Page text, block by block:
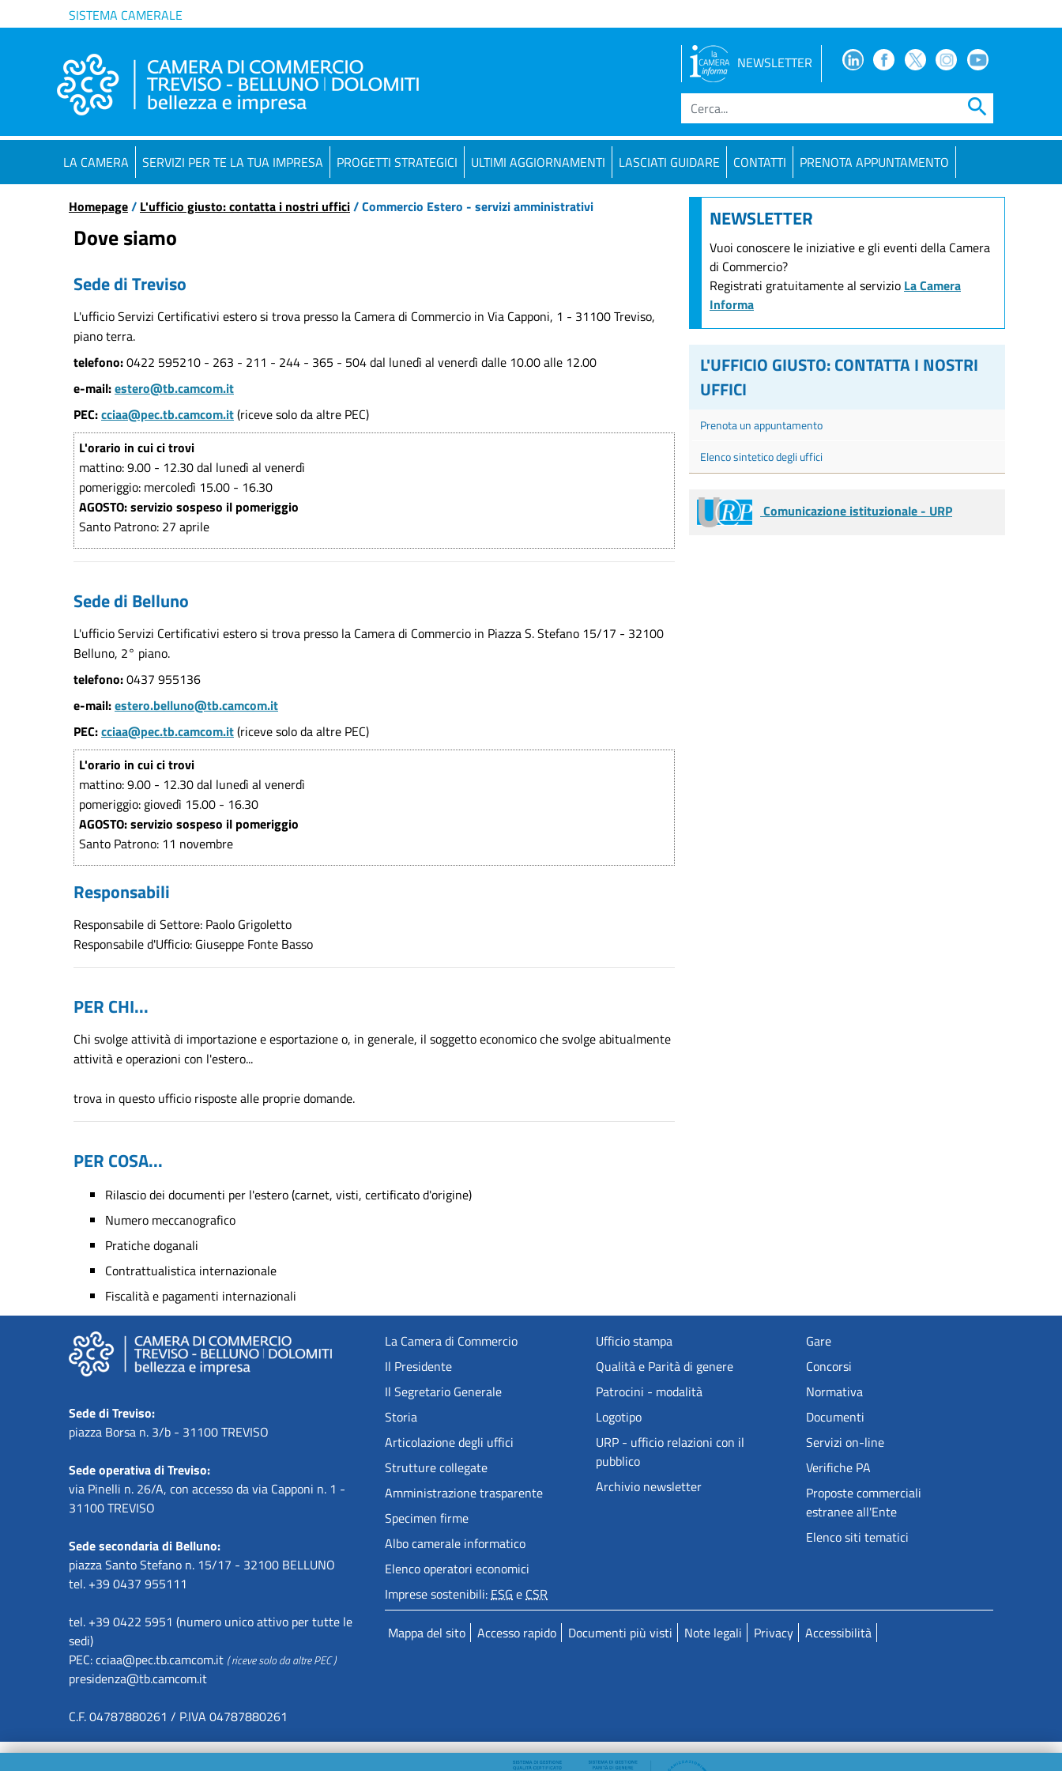
SISTEMA CAMERALE
NEWSLETTER FacebookFacebook
TwitterInstagramYoutube
search
LA CAMERA SERVIZI PER TE LA TUA IMPRESA PROGETTI STRATEGICI ULTIMI AGGIORNAMENTI LASCIATI GUIDARE CONTATTI PRENOTA APPUNTAMENTO
Homepage/ L'ufficio giusto: contatta i nostri uffici/ Commercio Estero - servizi amministrativi
Dove siamo
Sede di Treviso
L'ufficio Servizi Certificativi estero si trova presso la Camera di Commercio in Via Capponi, 1 - 31100 Treviso,
piano terra.
telefono:0422 595210 - 263 - 211 - 244 - 365 - 504 dal lunedì al venerdì dalle 10.00 alle 12.00
e-mail:estero@tb.camcom.it
PEC:cciaa@pec.tb.camcom.it(riceve solo da altre PEC)
L'orario in cui ci trovi
mattino: 9.00 - 12.30 dal lunedì al venerdì
pomeriggio: mercoledì 15.00 - 16.30
AGOSTO: servizio sospeso il pomeriggio
Santo Patrono: 27 aprile
Sede di Belluno
L'ufficio Servizi Certificativi estero si trova presso la Camera di Commercio in Piazza S. Stefano 15/17 - 32100
Belluno, 2° piano.
telefono:0437 955136
e-mail:estero.belluno@tb.camcom.it
PEC:cciaa@pec.tb.camcom.it(riceve solo da altre PEC)
L'orario in cui ci trovi
mattino: 9.00 - 12.30 dal lunedì al venerdì
pomeriggio: giovedì 15.00 - 16.30
AGOSTO: servizio sospeso il pomeriggio
Santo Patrono: 11 novembre
Responsabili
Responsabile di Settore: Paolo Grigoletto
Responsabile d'Ufficio: Giuseppe Fonte Basso
PER CHI...
Chi svolge attività di importazione e esportazione o, in generale, il soggetto economico che svolge abitualmente
attività e operazioni con l'estero...
trova in questo ufficio risposte alle proprie domande.
PER COSA...
Rilascio dei documenti per l'estero (carnet, visti, certificato d'origine)
Numero meccanografico
Pratiche doganali
Contrattualistica internazionale
Fiscalità e pagamenti internazionali
NEWSLETTER
Vuoi conoscere le iniziative e gli eventi della Camera
di Commercio?
Registrati gratuitamente al servizio La Camera
Informa
L'UFFICIO GIUSTO: CONTATTA I NOSTRI
UFFICI
Prenota un appuntamento
Elenco sintetico degli uffici
Comunicazione istituzionale - URP
Sede di Treviso:
piazza Borsa n. 3/b - 31100 TREVISO
Sede operativa di Treviso:
via Pinelli n. 26/A, con accesso da via Capponi n. 1 -
31100 TREVISO
Sede secondaria di Belluno:
piazza Santo Stefano n. 15/17 - 32100 BELLUNO
tel. +39 0437 955111
tel. +39 0422 5951 (numero unico attivo per tutte le
sedi)
PEC:cciaa@pec.tb.camcom.it ( riceve solo da altre PEC )
presidenza@tb.camcom.it
C.F. 04787880261 / P.IVA 04787880261
La Camera di Commercio
Il Presidente
Il Segretario Generale
Storia
Articolazione degli uffici
Strutture collegate
Amministrazione trasparente
Specimen firme
Albo camerale informatico
Elenco operatori economici
Imprese sostenibili:ESGeCSR
Ufficio stampa
Qualità e Parità di genere
Patrocini - modalità
Logotipo
URP - ufficio relazioni con il
pubblico
Archivio newsletter
Gare
Concorsi
Normativa
Documenti
Servizi on-line
Verifiche PA
Proposte commerciali
estranee all'Ente
Elenco siti tematici
Mappa del sito Accesso rapido Documenti più visti Note legali Privacy Accessibilità